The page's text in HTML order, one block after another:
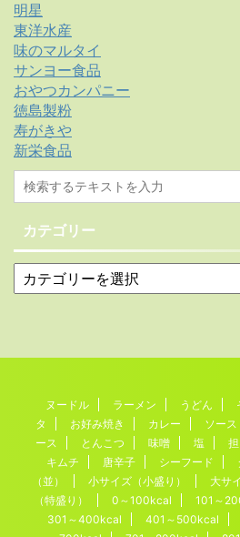
明星
東洋水産
味のマルタイ
サンヨー食品
おやつカンパニー
徳島製粉
寿がきや
新栄食品
カテゴリー
ヌードル ラーメン うどん
タ
お好み焼き カレー ソース
ース
とんこつ 味噌 塩
キムチ
唐辛子 シーフード
（並）
小サイズ（小盛り） 大サ
（特盛り）
0～100kcal 101～
301～400kcal
401～500kcal